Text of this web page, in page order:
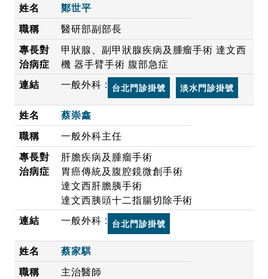
鄭世平
醫研部副部長
甲狀腺、副甲狀腺疾病及腫瘤手術 達文西
機 器手臂手術 腹部急症
一般外科 : 台北門診掛號 淡水門診掛號
蔡崇鑫
一般外科主任
肝膽疾病及腫瘤手術
胃癌傳統及腹腔鏡微創手術
達文西肝膽胰手術
達文西胰頭十二指腸切除手術
一般外科 : 台北門診掛號
蔡家騏
主治醫師